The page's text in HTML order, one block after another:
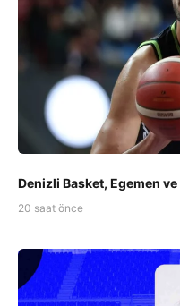
Denizli Basket, Egemen
20 saat önce